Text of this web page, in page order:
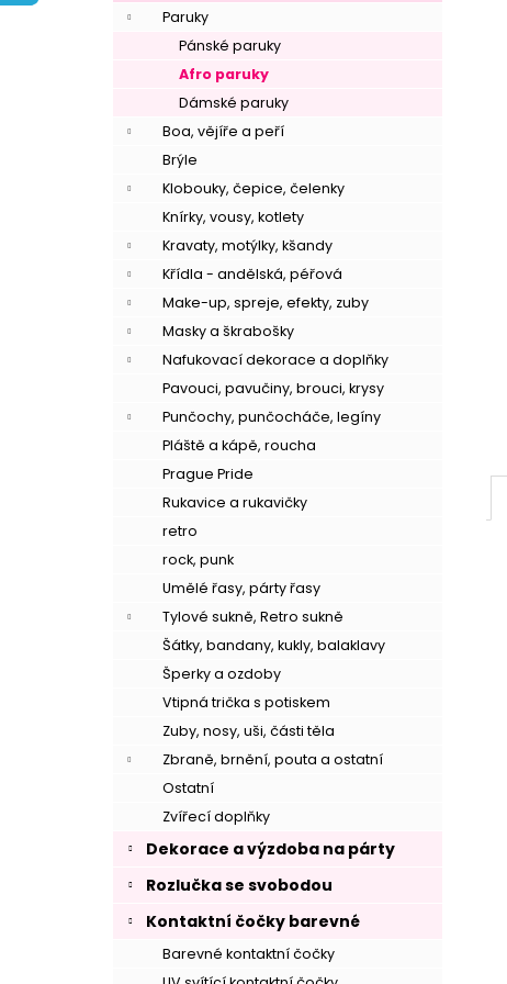
Paruky
Pánské paruky
Afro paruky
Dámské paruky
Boa, vějíře a peří
Brýle
Klobouky, čepice, čelenky
Knírky, vousy, kotlety
Kravaty, motýlky, kšandy
Křídla - andělská, péřová
Make-up, spreje, efekty, zuby
Masky a škrabošky
Nafukovací dekorace a doplňky
Pavouci, pavučiny, brouci, krysy
Punčochy, punčocháče, legíny
Pláště a kápě, roucha
Prague Pride
Rukavice a rukavičky
retro
rock, punk
Umělé řasy, párty řasy
Tylové sukně, Retro sukně
Šátky, bandany, kukly, balaklavy
Šperky a ozdoby
Vtipná trička s potiskem
Zuby, nosy, uši, části těla
Zbraně, brnění, pouta a ostatní
Ostatní
Zvířecí doplňky
Dekorace a výzdoba na párty
Rozlučka se svobodou
Kontaktní čočky barevné
Barevné kontaktní čočky